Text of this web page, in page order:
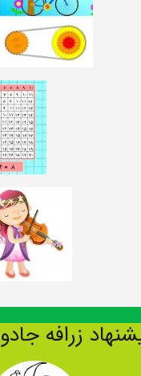
زرافه